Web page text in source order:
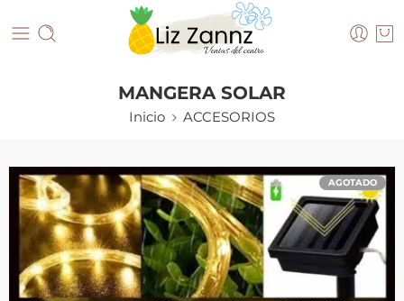
MANGERA SOLAR
Inicio ACCESORIOS
AGOTADO